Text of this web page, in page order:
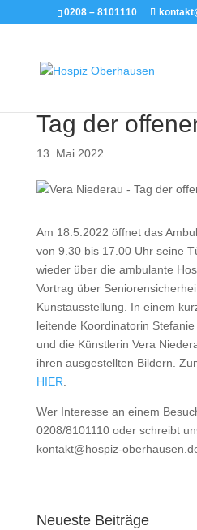
0208 – 8101110
Tag der
13. Mai 2022
Am 18.5.2022 öffnet das
von 9.30 bis 17.00 Uhr seine
wieder über die ambulante
Vortrag über
Kunstausstellung. In einem
leitende Koordinatorin Stefanie
und die Künstlerin Vera
ihren ausgestellten Bildern.
HIER
Wer Interesse an einem
0208/8101110 oder schreibt
kontakt@hospiz-
Neueste Beiträge